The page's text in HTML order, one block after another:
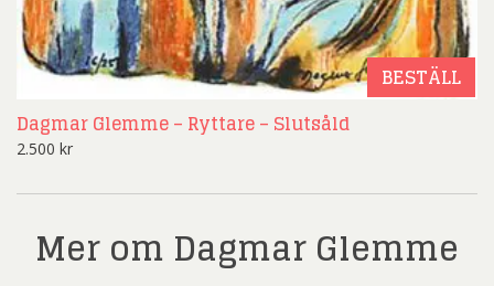
BESTÄLL
Dagmar Glemme – Ryttare – Slutsåld
2.500 kr
Mer om Dagmar Glemme